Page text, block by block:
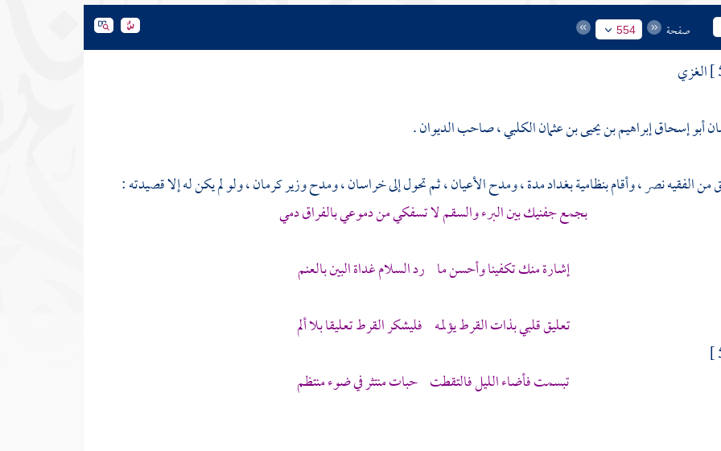
صفحة 554
الغزي
أبو إسحاق إبراهيم بن يحيى بن عثمان الكلبي ، صاحب الديوان .
منالفقيه نصر، وأقام بنظاميةبغدادمدة ، ومدح الأعيان ، ثم تحول إلىخراسان، ومدح وزيركرمان، ولو لم يكن له إلا قصيدته :
بجمع جفنيك بين البرء والسقم لا تسفكي من دموعي بالفراق دمي
إشارة منك تكفينا وأحسن ما رد السلام غداة البين بالعنم
تعليق قلبي بذات القرط يؤلمه فليشكر القرط تعليقا بلا ألم
تبسمت فأضاء الليل فالتقطت حبات منتثر في ضوء منتظم